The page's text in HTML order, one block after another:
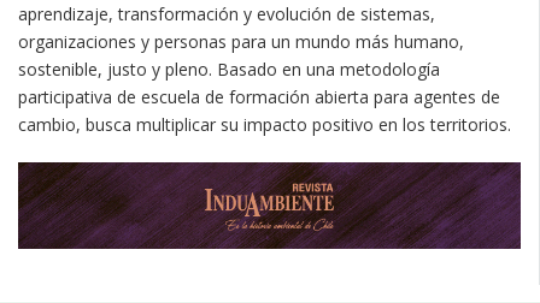
aprendizaje, transformación y evolución de sistemas,
organizaciones y personas para un mundo más humano,
sostenible, justo y pleno. Basado en una metodología
participativa de escuela de formación abierta para agentes de
cambio, busca multiplicar su impacto positivo en los territorios.